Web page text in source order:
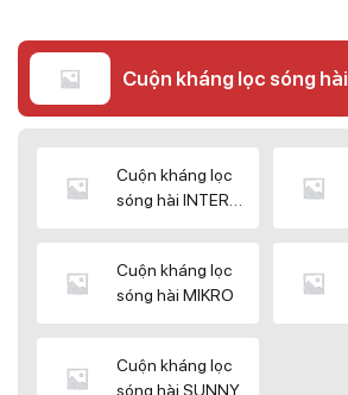
Cuộn kháng lọc sóng hài
Cuộn kháng lọc
sóng hài INTER
Cuộn kháng lọc
sóng hài MIKRO
Cuộn kháng lọc
sóng hài SUNNY